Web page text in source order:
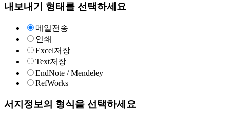
내보내기 형태를 선택하세요
메일전송
인쇄
Excel저장
Text저장
EndNote / Mendeley
RefWorks
서지정보의 형식을 선택하세요